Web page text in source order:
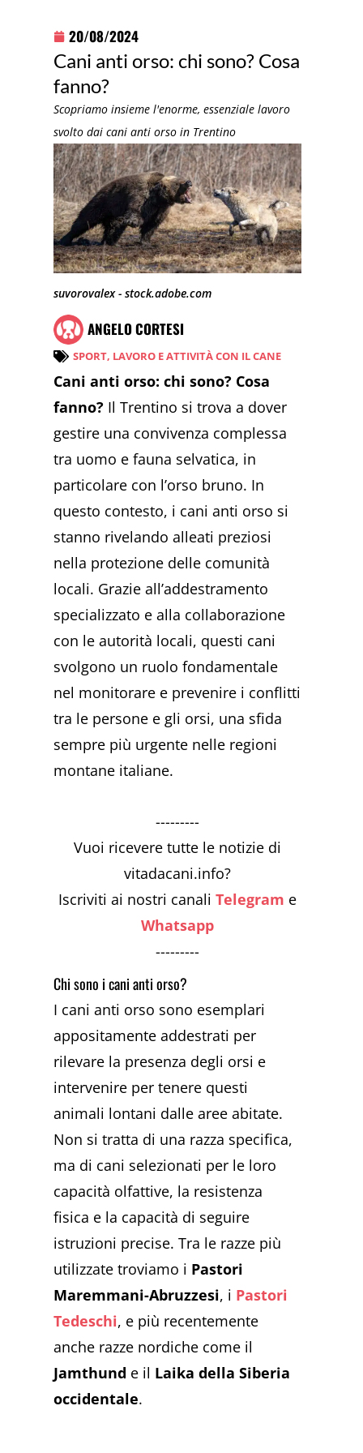
20/08/2024
Cani anti orso: chi sono? Cosa
fanno?
Scopriamo insieme l'enorme, essenziale lavoro
svolto dai cani anti orso in Trentino
suvorovalex - stock.adobe.com
ANGELO CORTESI
SPORT, LAVORO E ATTIVITÀ CON IL CANE
Cani anti orso: chi sono? Cosa
fanno? Il Trentino si trova a dover
gestire una convivenza complessa
tra uomo e fauna selvatica, in
particolare con l’orso bruno. In
questo contesto, i cani anti orso si
stanno rivelando alleati preziosi
nella protezione delle comunità
locali. Grazie all’addestramento
specializzato e alla collaborazione
con le autorità locali, questi cani
svolgono un ruolo fondamentale
nel monitorare e prevenire i conflitti
tra le persone e gli orsi, una sfida
sempre più urgente nelle regioni
montane italiane.
---------
Vuoi ricevere tutte le notizie di
vitadacani.info?
Iscriviti ai nostri canaliTelegram e
Whatsapp
---------
Chi sono i cani anti orso?
I cani anti orso sono esemplari
appositamente addestrati per
rilevare la presenza degli orsi e
intervenire per tenere questi
animali lontani dalle aree abitate.
Non si tratta di una razza specifica,
ma di cani selezionati per le loro
capacità olfattive, la resistenza
fisica e la capacità di seguire
istruzioni precise. Tra le razze più
utilizzate troviamo i Pastori
Maremmani-Abruzzesi, i Pastori
Tedeschi, e più recentemente
anche razze nordiche come il
Jamthund e il Laika della Siberia
occidentale.